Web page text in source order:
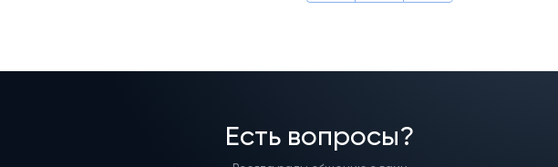
Есть вопросы?